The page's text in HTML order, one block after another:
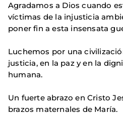
Agradamos a Dios cuando
víctimas de la injusticia
poner fin a esta insensata
Luchemos por una
justicia, en la paz y en la
humana.
Un fuerte abrazo en Cristo
brazos maternales de María.